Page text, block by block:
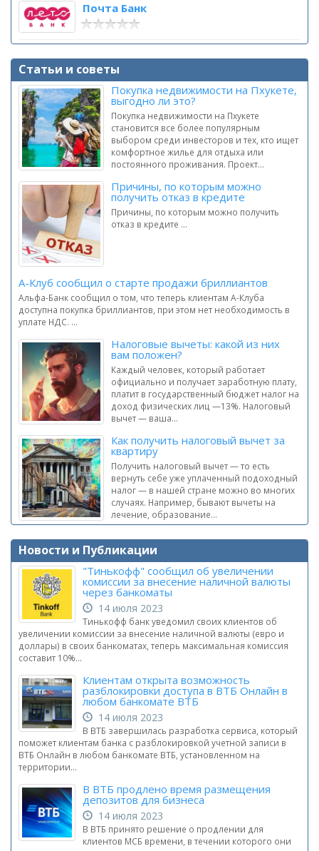
Почта Банк
Статьи и советы
Покупка недвижимости на Пхукете,
выгодно ли это?
Покупка недвижимости на Пхукете
становится все более популярным
выбором среди инвесторов и тех, кто ищет
комфортное жилье для отдыха или
постоянного проживания. Проект...
Причины, по которым можно
получить отказ в кредите
Причины, по которым можно получить
отказ в кредите ...
А-Клуб сообщил о старте продажи бриллиантов
Альфа-Банк сообщил о том, что теперь клиентам А-Клуба
доступна покупка бриллиантов, при этом нет необходимость в
уплате НДС. ...
Налоговые вычеты: какой из них
вам положен?
Каждый человек, который работает
официально и получает заработную плату,
платит в государственный бюджет налог на
доход физических лиц —13%. Налоговый
вычет — ваша...
Как получить налоговый вычет за
квартиру
Получить налоговый вычет — то есть
вернуть себе уже уплаченный подоходный
налог — в нашей стране можно во многих
случаях. Например, бывают вычеты на
лечение, образование...
Новости и Публикации
"Тинькофф" сообщил об увеличении
комиссии за внесение наличной валюты
через банкоматы
14 июля 2023
Тинькофф банк уведомил своих клиентов об
увеличении комиссии за внесение наличной валюты (евро и
доллары) в своих банкоматах, теперь максимальная комиссия
составит 10%...
Клиентам открыта возможность
разблокировки доступа в ВТБ Онлайн в
любом банкомате ВТБ
14 июля 2023
В ВТБ завершилась разработка сервиса, который
поможет клиентам банка с разблокировкой учетной записи в
ВТБ Онлайн в любом банкомате ВТБ, установленном на
территории...
В ВТБ продлено время размещения
депозитов для бизнеса
14 июля 2023
В ВТБ принято решение о продлении для
клиентов МСБ времени, в течении которого они